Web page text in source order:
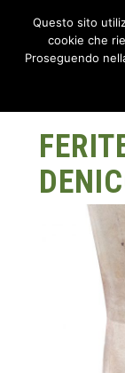
Questo sito
cookie che
Proseguendo